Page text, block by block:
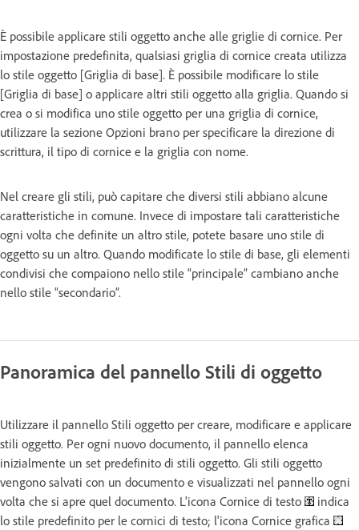
È possibile applicare stili oggetto anche alle griglie di cornice. Per
impostazione predefinita, qualsiasi griglia di cornice creata utilizza
lo stile oggetto [Griglia di base]. È possibile modificare lo stile
[Griglia di base] o applicare altri stili oggetto alla griglia. Quando si
crea o si modifica uno stile oggetto per una griglia di cornice,
utilizzare la sezione Opzioni brano per specificare la direzione di
scrittura, il tipo di cornice e la griglia con nome.
Nel creare gli stili, può capitare che diversi stili abbiano alcune
caratteristiche in comune. Invece di impostare tali caratteristiche
ogni volta che definite un altro stile, potete basare uno stile di
oggetto su un altro. Quando modificate lo stile di base, gli elementi
condivisi che compaiono nello stile “principale” cambiano anche
nello stile “secondario”.
Panoramica del pannello Stili di oggetto
Utilizzare il pannello Stili oggetto per creare, modificare e applicare
stili oggetto. Per ogni nuovo documento, il pannello elenca
inizialmente un set predefinito di stili oggetto. Gli stili oggetto
vengono salvati con un documento e visualizzati nel pannello ogni
volta che si apre quel documento. L'icona Cornice di testo
indica
lo stile predefinito per le cornici di testo; l'icona Cornice grafica